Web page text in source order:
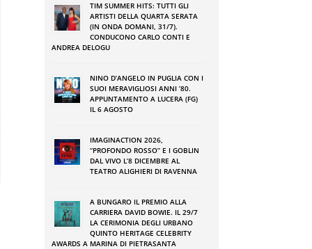
TIM SUMMER HITS: TUTTI GLI
ARTISTI DELLA QUARTA SERATA
(IN ONDA DOMANI, 31/7).
CONDUCONO CARLO CONTI E
ANDREA DELOGU
NINO DʼANGELO IN PUGLIA CON I
SUOI MERAVIGLIOSI ANNI ʼ80.
APPUNTAMENTO A LUCERA (FG)
IL 6 AGOSTO
IMAGINACTION 2026,
“PROFONDO ROSSO” E I GOBLIN
DAL VIVO L’8 DICEMBRE AL
TEATRO ALIGHIERI DI RAVENNA
A BUNGARO IL PREMIO ALLA
CARRIERA DAVID BOWIE. IL 29/7
LA CERIMONIA DEGLI URBANO
QUINTO HERITAGE CELEBRITY
AWARDS A MARINA DI PIETRASANTA